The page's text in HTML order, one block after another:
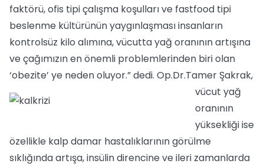
faktörü, ofis tipi çalışma koşulları ve fastfood tipi
beslenme kültürünün yaygınlaşması insanların
kontrolsüz kilo alımına, vücutta yağ oranının artışına
ve çağımızın en önemli problemlerinden biri olan
‘obezite’ ye neden oluyor.” dedi. Op.Dr.Tamer Şakrak,
vücut yağ
oranının
yüksekliği ise
özellikle kalp damar hastalıklarının görülme
sıklığında artışa, insülin direncine ve ileri zamanlarda